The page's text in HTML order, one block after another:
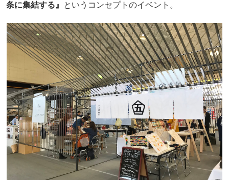
条に集結する』
というコンセプトのイベント。